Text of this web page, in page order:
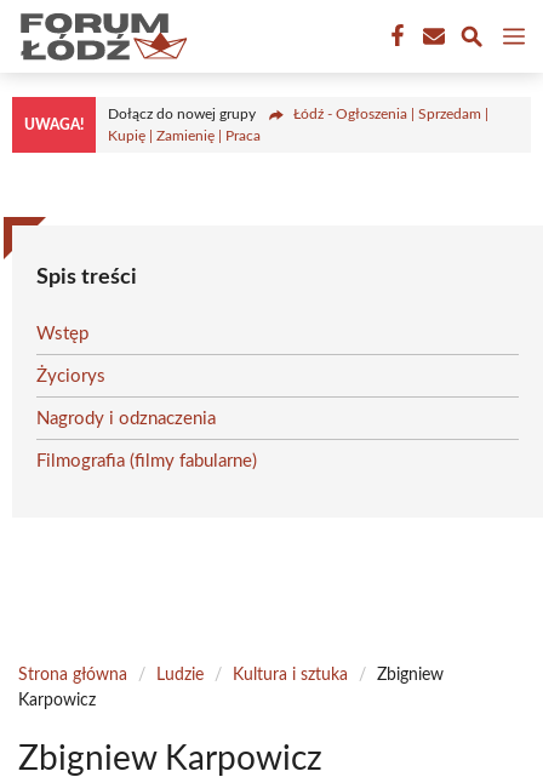
Przejdź
treści
UWAGA!
Dołącz do nowej grupy
Łódź - Ogłoszenia | Sprzedam |
Kupię | Zamienię | Praca
Spis treści
Wstęp
Życiorys
Nagrody i odznaczenia
Filmografia (filmy fabularne)
Strona główna / Ludzie / Kultura i sztuka /
Zbigniew
Karpowicz
Zbigniew Karpowicz